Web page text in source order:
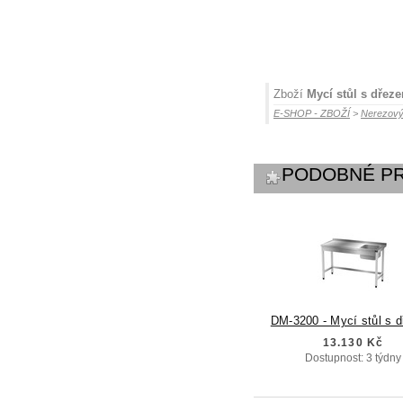
Zboží Mycí stůl s
E-SHOP - ZBOŽÍ >
PODOBNÉ
DM-3200 - Mycí stůl s
13.130 Kč
Dostupnost: 3 týdny